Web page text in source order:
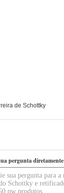
de Schottky
pergunta